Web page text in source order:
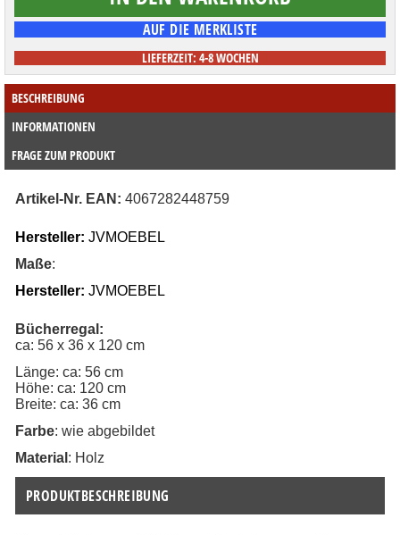
LIEFERZEIT: 4-8 WOCHEN
BESCHREIBUNG
INFORMATIONEN
FRAGE ZUM PRODUKT
Artikel-Nr. EAN: 4067282448759
Hersteller: JVMOEBEL
Maße:
Hersteller: JVMOEBEL
Bücherregal:
ca: 56 x 36 x 120 cm
Länge: ca: 56 cm
Höhe: ca: 120 cm
Breite: ca: 36 cm
Farbe: wie abgebildet
Material : Holz
PRODUKTBESCHREIBUNG